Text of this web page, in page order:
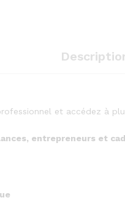
et accédez à
entrepreneurs et